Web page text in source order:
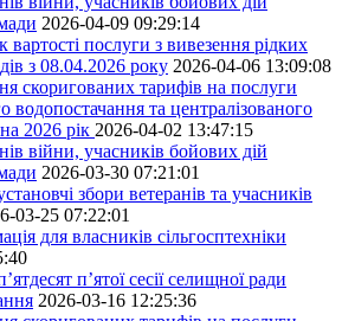
2026-04-09 09:29:14
послуги з вивезення рідких
з 08.04.2026 року 2026-04-06 13:09:08
скоригованих тарифів на послуги
водопостачання та централізованого
2026 рік 2026-04-02 13:47:15
війни, учасників бойових дій
2026-03-30 07:21:01
збори ветеранів та учасників
03-25 07:22:01
для власників сільгосптехніки
п’ятої сесії селищної ради
2026-03-16 12:25:36